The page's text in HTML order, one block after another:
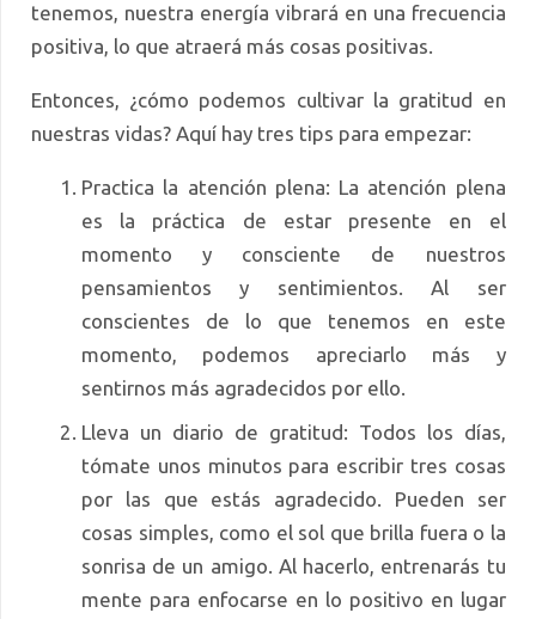
tenemos, nuestra energía vibrará en una frecuencia
positiva, lo que atraerá más cosas positivas.
Entonces, ¿cómo podemos cultivar la gratitud en
nuestras vidas? Aquí hay tres tips para empezar:
Practica la atención plena: La atención plena
es la práctica de estar presente en el
momento y consciente de nuestros
pensamientos y sentimientos. Al ser
conscientes de lo que tenemos en este
momento, podemos apreciarlo más y
sentirnos más agradecidos por ello.
Lleva un diario de gratitud: Todos los días,
tómate unos minutos para escribir tres cosas
por las que estás agradecido. Pueden ser
cosas simples, como el sol que brilla fuera o la
sonrisa de un amigo. Al hacerlo, entrenarás tu
mente para enfocarse en lo positivo en lugar